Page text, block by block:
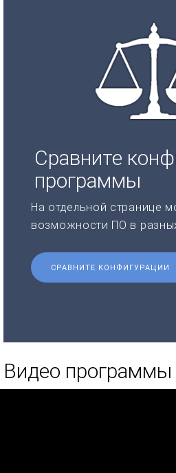
Сравните
программы
На отдельной странице
возможности ПО в
СРАВНИТЕ КОНФИГУРАЦИИ
Видео программы